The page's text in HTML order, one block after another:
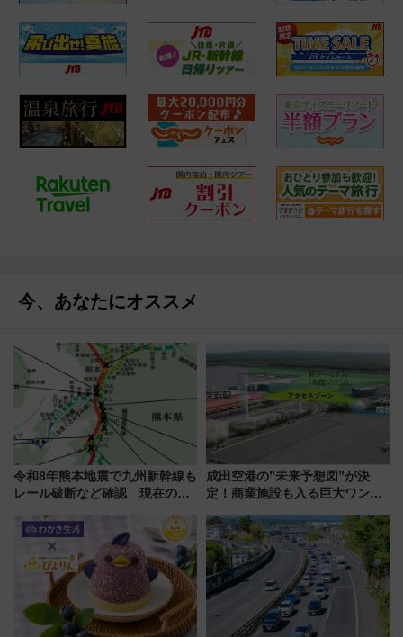
今、あなたにオススメ
令和8年熊本地震で九州新幹線も
レール破断など確認 現在の運
成田空港の”未来予想図”が決
定！商業施設も入る巨大ワンタ
で新型特急が品川･羽田とを結
ぶ！ JR空港駅は2面3線化！